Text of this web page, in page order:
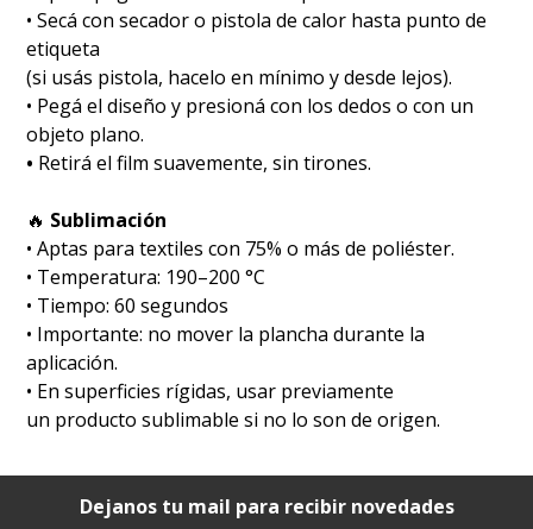
• Secá con secador o pistola de calor hasta punto de
etiqueta
(si usás pistola, hacelo en mínimo y desde lejos).
• Pegá el diseño y presioná con los dedos o con un
objeto plano.
• Retirá el film suavemente, sin tirones.
🔥 Sublimación
•⁠ ⁠Aptas para textiles con 75% o más de poliéster.
•⁠ ⁠Temperatura: 190–200 °C
•⁠ ⁠Tiempo: 60 segundos
•⁠ ⁠Importante: no mover la plancha durante la
aplicación.
• En superficies rígidas, usar previamente
un producto sublimable si no lo son de origen.
Dejanos tu mail para recibir novedades